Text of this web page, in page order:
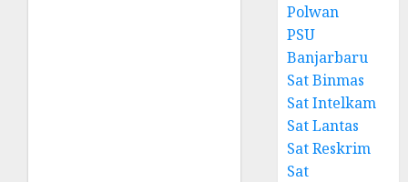
Polwan
PSU
Banjarbaru
Sat Binmas
Sat Intelkam
Sat Lantas
Sat Reskrim
Sat